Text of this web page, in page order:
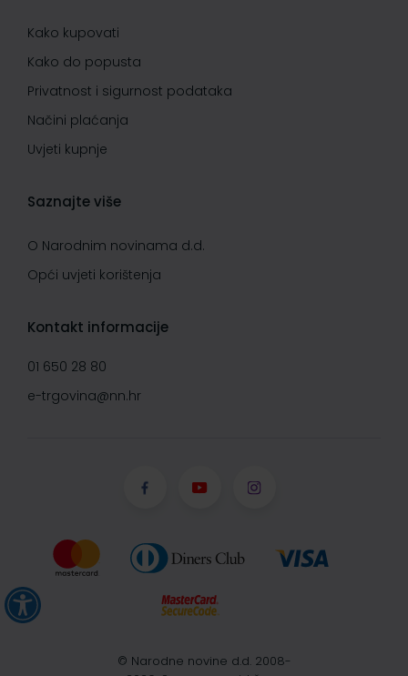
Kako kupovati
Kako do popusta
Privatnost i sigurnost podataka
Načini plaćanja
Uvjeti kupnje
Saznajte više
O Narodnim novinama d.d.
Opći uvjeti korištenja
Kontakt informacije
01 650 28 80
e-trgovina@nn.hr
© Narodne novine d.d. 2008-